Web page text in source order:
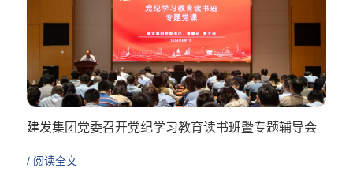
建发集团党委召开党纪学习教育读书班暨专题辅导会
/ 阅读全文